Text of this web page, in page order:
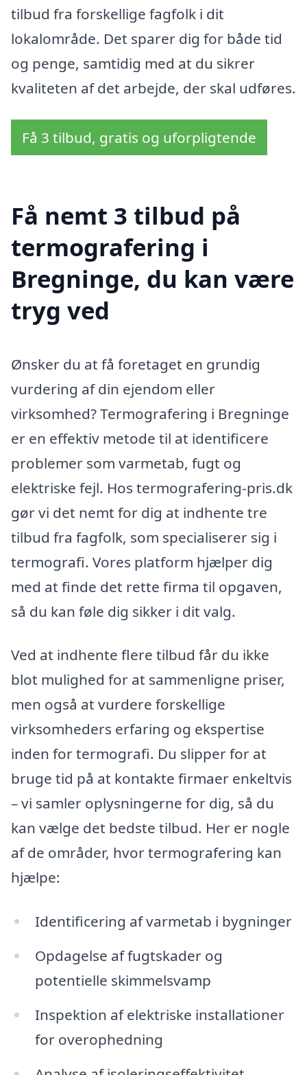
tilbud fra forskellige fagfolk i dit
lokalområde. Det sparer dig for både tid
og penge, samtidig med at du sikrer
kvaliteten af det arbejde, der skal udføres.
Få 3 tilbud, gratis og uforpligtende
Få nemt 3 tilbud på
termografering i
Bregninge, du kan være
tryg ved
Ønsker du at få foretaget en grundig
vurdering af din ejendom eller
virksomhed? Termografering i Bregninge
er en effektiv metode til at identificere
problemer som varmetab, fugt og
elektriske fejl. Hos termografering-pris.dk
gør vi det nemt for dig at indhente tre
tilbud fra fagfolk, som specialiserer sig i
termografi. Vores platform hjælper dig
med at finde det rette firma til opgaven,
så du kan føle dig sikker i dit valg.
Ved at indhente flere tilbud får du ikke
blot mulighed for at sammenligne priser,
men også at vurdere forskellige
virksomheders erfaring og ekspertise
inden for termografi. Du slipper for at
bruge tid på at kontakte firmaer enkeltvis
– vi samler oplysningerne for dig, så du
kan vælge det bedste tilbud. Her er nogle
af de områder, hvor termografering kan
hjælpe:
Identificering af varmetab i bygninger
Opdagelse af fugtskader og
potentielle skimmelsvamp
Inspektion af elektriske installationer
for overophedning